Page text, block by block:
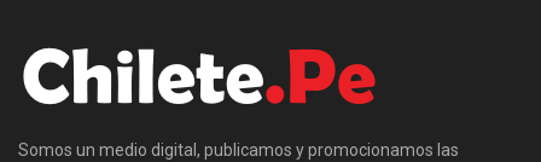
Somos un medio digital, publicamos y promocionamos las